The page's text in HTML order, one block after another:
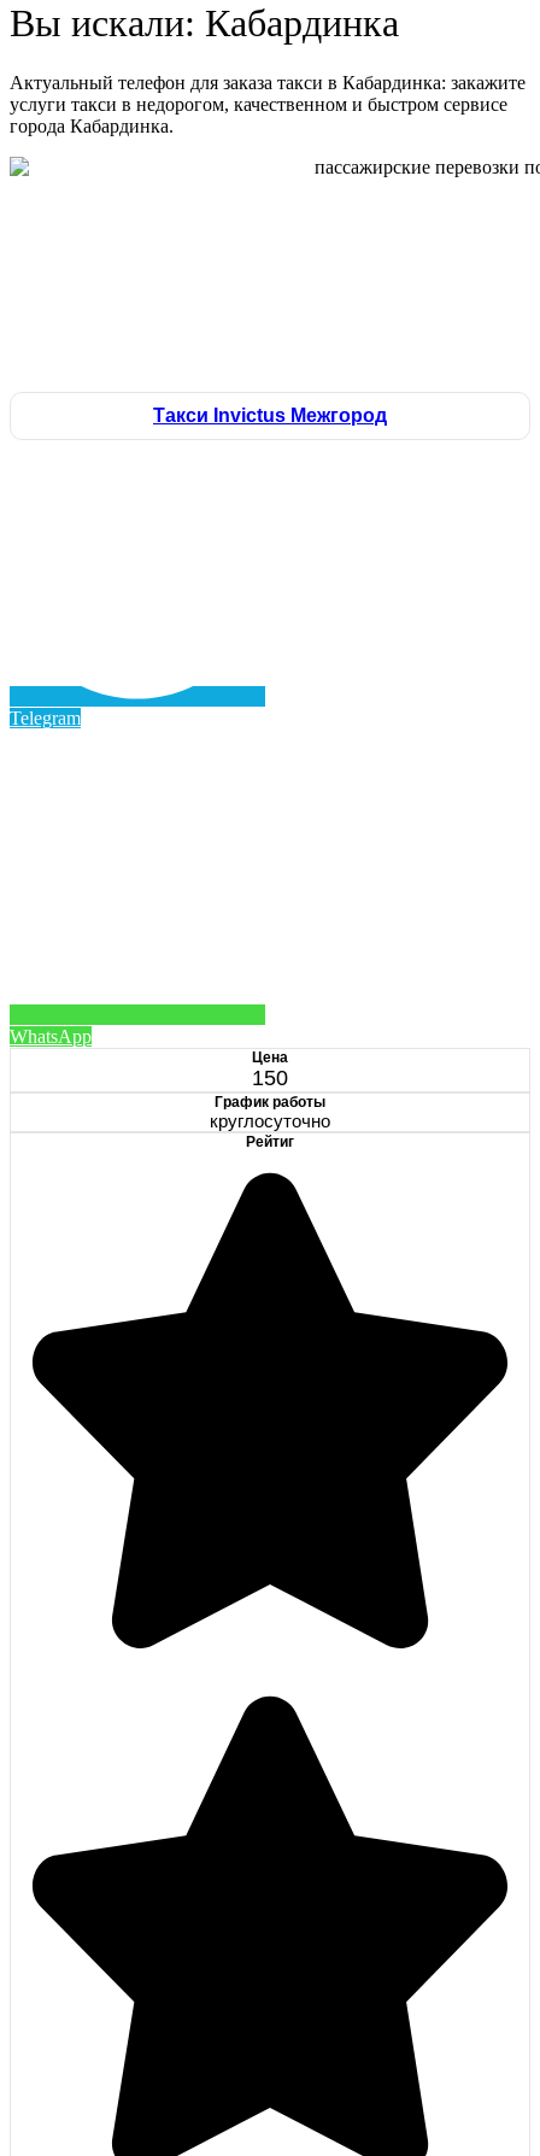
Вы искали: Кабардинка
Актуальный телефон для заказа такси в Кабардинка: закажите
услуги такси в недорогом, качественном и быстром сервисе
города Кабардинка.
Такси Invictus Межгород
Telegram
WhatsApp
Цена
150
График работы
круглосуточно
Рейтиг